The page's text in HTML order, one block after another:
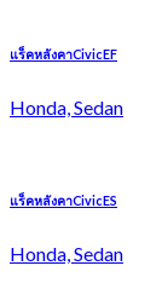
แร็คหลังคาCivicEF
Honda, Sedan
แร็คหลังคาCivicES
Honda, Sedan